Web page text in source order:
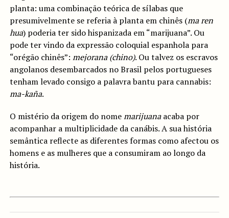
planta: uma combinação teórica de sílabas que
presumivelmente se referia à planta em chinês (ma ren
hua) poderia ter sido hispanizada em “marijuana”. Ou
pode ter vindo da expressão coloquial espanhola para
“orégão chinês”: mejorana (chino). Ou talvez os escravos
angolanos desembarcados no Brasil pelos portugueses
tenham levado consigo a palavra bantu para cannabis:
ma-kaña.
O mistério da origem do nomemarijuanaacaba por
acompanhar a multiplicidade da canábis. A sua história
semântica reflecte as diferentes formas como afectou os
homens e as mulheres que a consumiram ao longo da
história.